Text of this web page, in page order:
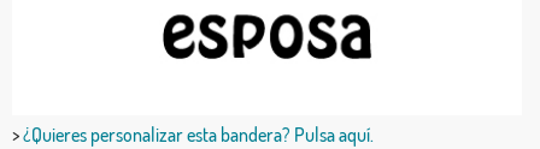
>¿Quieres personalizar esta bandera? Pulsa aquí.